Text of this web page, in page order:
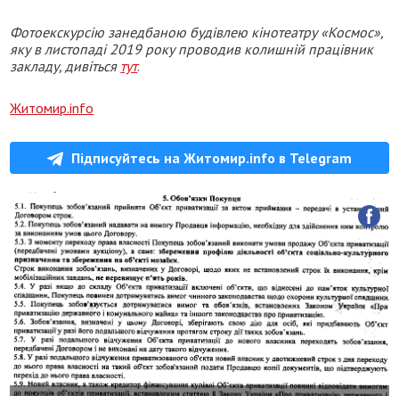
Фотоекскурсію занедбаною будівлею кінотеатру «Космос»,
яку в листопаді 2019 року проводив колишній працівник
закладу, дивіться тут.
Житомир.info
Підписуйтесь на Житомир.info в Telegram